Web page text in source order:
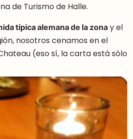
de Turismo de Halle.
típica alemana de la zonay el
nosotros cenamos en el
(eso sí, la carta está sólo